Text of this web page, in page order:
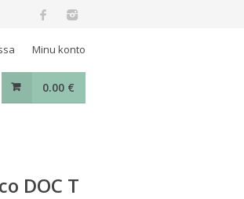
Minu konto
0.00 €
DOC T